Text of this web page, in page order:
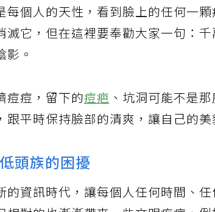
每個人的天性，看到臉上的任何一
滅它，但在這裡要奉勸大家一句：
影。
痘痘，留下的痘疤 、坑洞可能不是
跟平時保持臉部的清爽，讓自己的
頭族的困擾
的資訊時代，讓每個人任何時間、